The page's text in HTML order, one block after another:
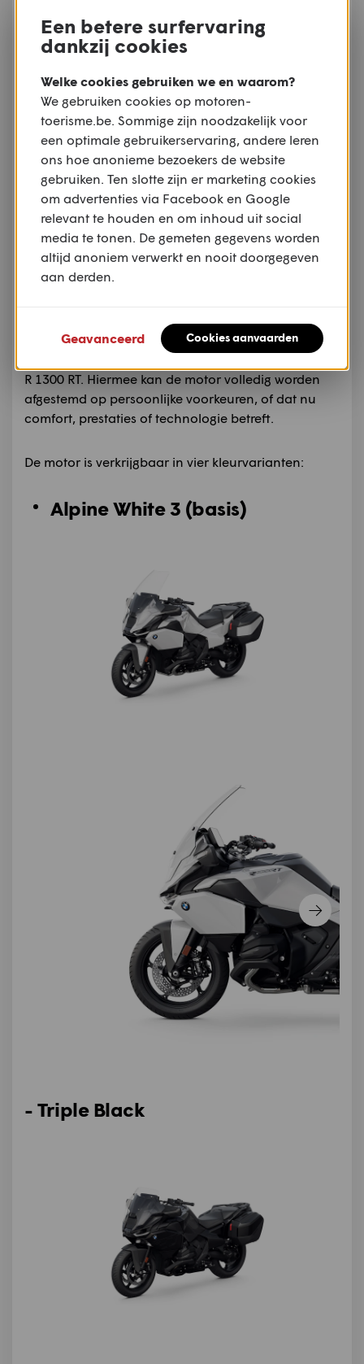
BMW biedt een breed gamma aan originele
R 1300 RT. Hiermee kan de motor volledig worden
afgestemd op persoonlijke voorkeuren, of dat nu
comfort, prestaties of technologie betreft.
De motor is verkrijgbaar in vier kleurvarianten:
Alpine White 3 (basis)
- Triple Black
Een betere surfervaring
dankzij cookies
Welke cookies gebruiken we en waarom?
We gebruiken cookies op motoren-
toerisme.be. Sommige zijn noodzakelijk voor
een optimale gebruikerservaring, andere leren
ons hoe anonieme bezoekers de website
gebruiken. Ten slotte zijn er marketing cookies
om advertenties via Facebook en Google
relevant te houden en om inhoud uit social
media te tonen. De gemeten gegevens worden
altijd anoniem verwerkt en nooit doorgegeven
aan derden.
Geavanceerd Cookies aanvaarden